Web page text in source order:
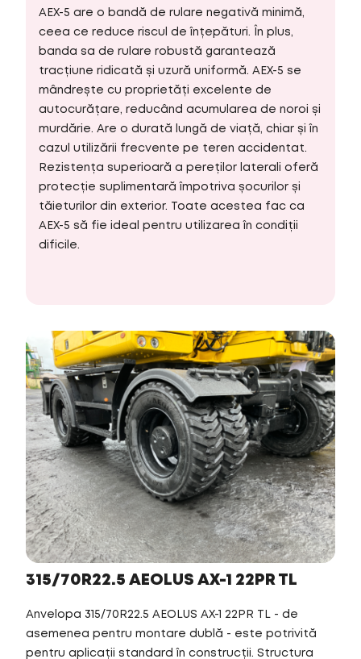
AEX-5 are o bandă de rulare negativă minimă,
ceea ce reduce riscul de înțepături. În plus,
banda sa de rulare robustă garantează
tracțiune ridicată și uzură uniformă. AEX-5 se
mândrește cu proprietăți excelente de
autocurățare, reducând acumularea de noroi și
murdărie. Are o durată lungă de viață, chiar și în
cazul utilizării frecvente pe teren accidentat.
Rezistența superioară a pereților laterali oferă
protecție suplimentară împotriva șocurilor și
tăieturilor din exterior. Toate acestea fac ca
AEX-5 să fie ideal pentru utilizarea în condiții
dificile.
315/70R22.5 AEOLUS AX-1 22PR TL
Anvelopa 315/70R22.5 AEOLUS AX-1 22PR TL - de
asemenea pentru montare dublă - este potrivită
pentru aplicații standard în construcții. Structura